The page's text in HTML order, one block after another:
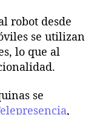
robot desde
se utilizan
lo que al
se
,